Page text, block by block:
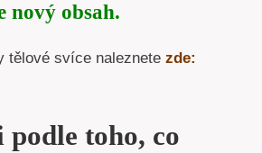
nový obsah.
tělové svíce naleznete zde:
podle toho, co